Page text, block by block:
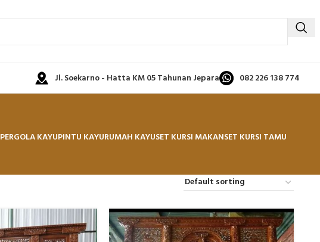
Jl. Soekarno - Hatta KM 05 Tahunan Jepara 082 226 138 774
PERGOLA KAYUPINTU KAYURUMAH KAYUSET KURSI MAKANSET KURSI TAMU